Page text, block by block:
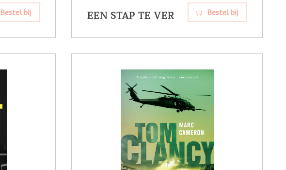
Bestel bij EEN STAP TE VER Bestel bij